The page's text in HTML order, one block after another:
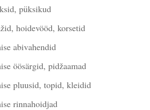
püksikud
hoidevööd, korsetid
abivahendid
öösärgid, pidžaamad
pluusid, topid, kleidid
rinnahoidjad